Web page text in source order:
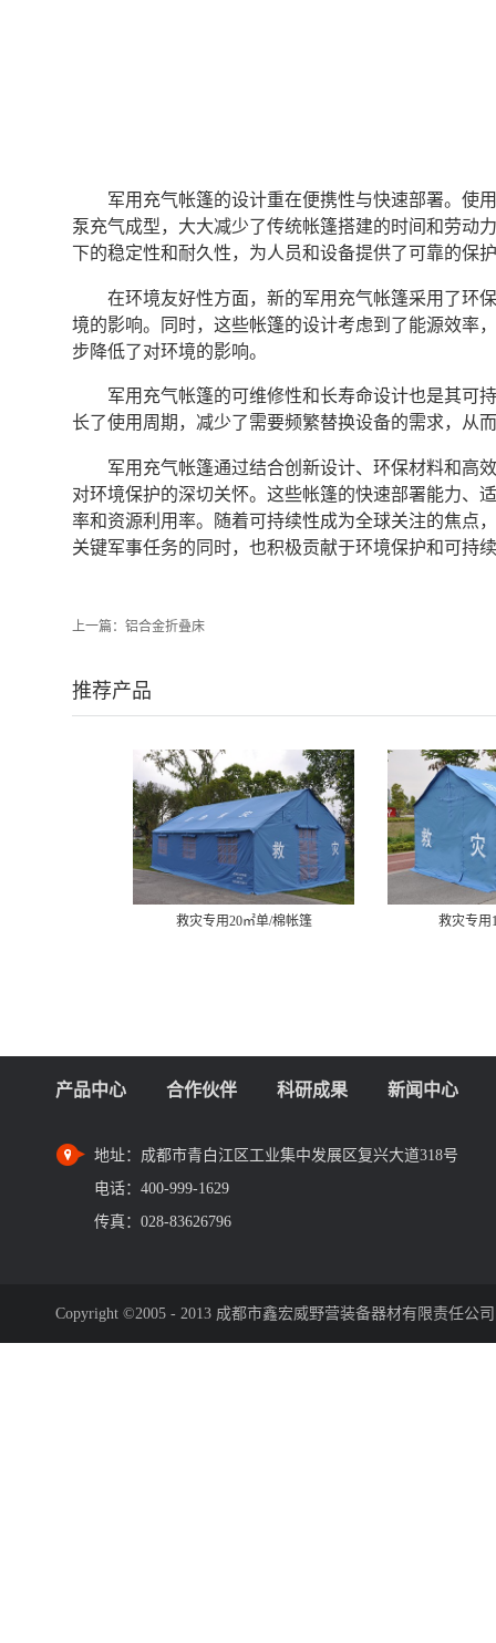
军用充气帐篷的设计重在便携性与快速部署。使
泵充气成型，大大减少了传统帐篷搭建的时间和劳动
下的稳定性和耐久性，为人员和设备提供了可靠的保
在环境友好性方面，新的军用充气帐篷采用了环
境的影响。同时，这些帐篷的设计考虑到了能源效率
步降低了对环境的影响。
军用充气帐篷的可维修性和长寿命设计也是其可
长了使用周期，减少了需要频繁替换设备的需求，从
军用充气帐篷通过结合创新设计、环保材料和高
对环境保护的深切关怀。这些帐篷的快速部署能力、
率和资源利用率。随着可持续性成为全球关注的焦点
关键军事任务的同时，也积极贡献于环境保护和可持
上一篇： 铝合金折叠床
推荐产品
救灾专用20㎡单/棉帐篷 救灾专用
产品中心 合作伙伴 科研成果 新闻中心
地址： 成都市青白江区工业集中发展区复兴大道318号
电话： 400-999-1629
传真： 028-83626796
Copyright ©2005 - 2013 成都市鑫宏威野营装备器材有限责任公司